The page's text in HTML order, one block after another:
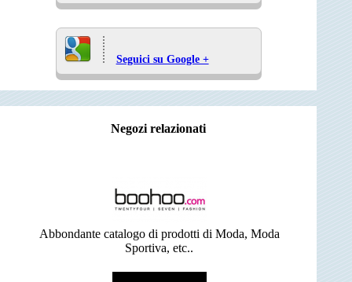
Seguici su Google +
Negozi relazionati
Abbondante catalogo di prodotti di Moda, Moda
Sportiva, etc..